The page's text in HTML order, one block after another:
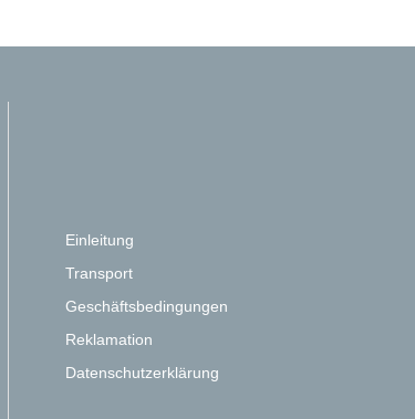
Einleitung
Transport
Geschäftsbedingungen
Reklamation
Datenschutzerklärung